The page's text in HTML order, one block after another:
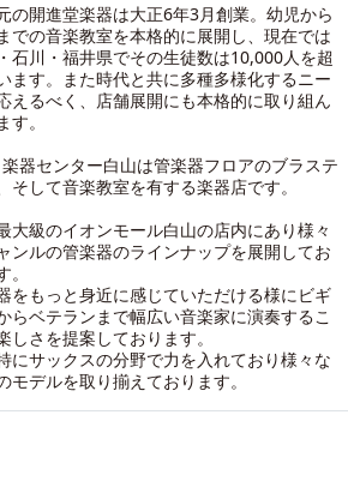
の開進堂楽器は大正6年3月創業。幼児から
での音楽教室を本格的に展開し、現在では
石川・福井県でその生徒数は10,000人を超
ます。また時代と共に多種多様化するニー
えるべく、店舗展開にも本格的に取り組ん
す。
楽器センター白山は管楽器フロアのブラステ
そして音楽教室を有する楽器店です。
大級のイオンモール白山の店内にあり様々
ンルの管楽器のラインナップを展開してお
。
をもっと身近に感じていただける様にビギ
らベテランまで幅広い音楽家に演奏するこ
しさを提案しております。
にサックスの分野で力を入れており様々な
モデルを取り揃えております。